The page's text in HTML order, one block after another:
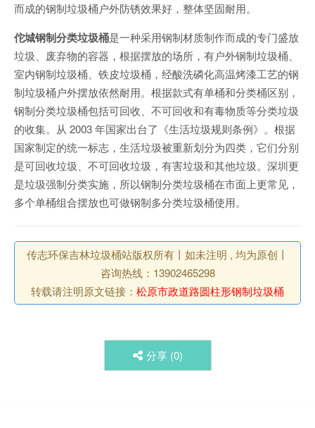
而成的钢制垃圾桶户外防锈效果好，整体坚固耐用。
佗城钢制分类垃圾桶是一种采用钢制材质制作而成的专门盛放
垃圾、废弃物的容器，根据摆放的场所，有户外钢制垃圾桶、
室内钢制垃圾桶、铁皮垃圾桶，经酸洗磷化高温烤漆工艺的钢
制垃圾桶户外摆放依然耐用。根据款式有单桶和分类桶区别，
钢制分类垃圾桶包括可回收、不可回收和有毒物质等分类垃圾
的收集。从 2003 年国家出台了《生活垃圾规则条例》。根据
国家制定的统一标志，生活垃圾被重新划分为四类，它们分别
是可回收垃圾、不可回收垃圾，有害垃圾和其他垃圾。深圳更
是垃圾强制分类实施，所以钢制分类垃圾桶在市面上更常见，
多个单桶组合摆放也可做钢制多分类垃圾桶使用。
传志环保吉林垃圾桶站版权所有丨如未注明 , 均为原创丨
咨询热线：13902465298
转载请注明原文链接： 松原市政道路圆柱形钢制垃圾桶
分享 (0)